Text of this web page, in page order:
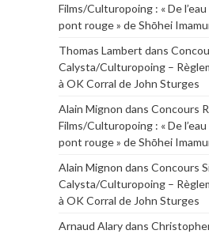
Films/Culturopoing : « De
pont rouge » de Shōhei
Thomas Lambert dans
Calysta/Culturopoing –
à OK Corral de John Sturges
Alain Mignon dans Concours
Films/Culturopoing : « De
pont rouge » de Shōhei
Alain Mignon dans Concours
Calysta/Culturopoing –
à OK Corral de John Sturges
Arnaud Alarydans